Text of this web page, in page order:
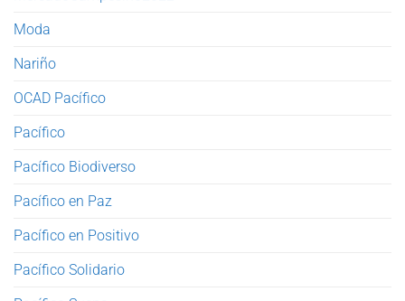
Moda
Nariño
OCAD Pacífico
Pacífico
Pacífico Biodiverso
Pacífico en Paz
Pacífico en Positivo
Pacífico Solidario